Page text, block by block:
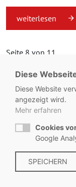
weiterlesen
Seite 8 von 11.
© Metzgerei Zeiss
Impressum |
Diese
Diese Website
angezeigt wird.
Mehr erfahren
Cookies
Google
SPEICHERN